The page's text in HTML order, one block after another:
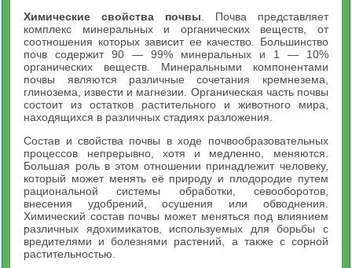
Химические свойства почвы . Почва представляет
комплекс минеральных и органических веществ, от
соотношения которых зависит ее качество. Большинство
почв содержит 90 — 99% минеральных и 1 — 10%
органических веществ. Минеральными компонентами
почвы являются различные сочетания кремнезема,
глинозема, извести и магнезии. Органическая часть почвы
состоит из остатков растительного и животного мира,
находящихся в различных стадиях разложения.
Состав и свойства почвы в ходе почвообразовательных
процессов непрерывно, хотя и медленно, меняются.
Большая роль в этом отношении принадлежит человеку,
который может менять её природу и плодородие путем
рациональной системы обработки, севооборотов,
внесения удобрений, осушения или обводнения.
Химический состав почвы может меняться под влиянием
различных ядохимикатов, используемых для борьбы с
вредителями и болезнями растений, а также с сорной
растительностью.